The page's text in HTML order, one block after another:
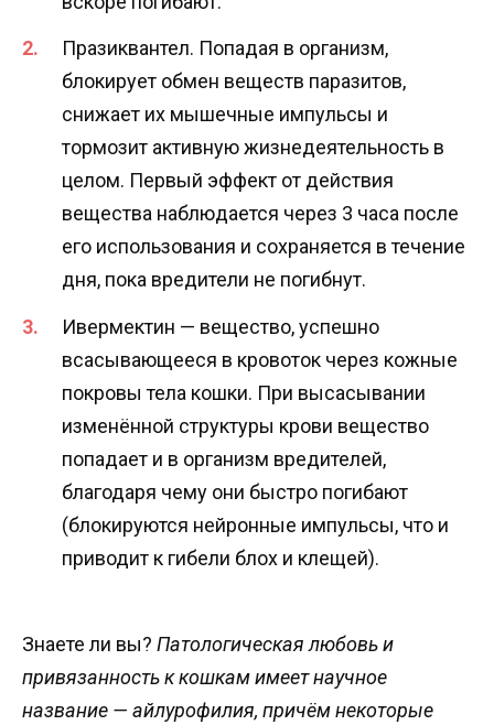
Празиквантел. Попадая в организм,
блокирует обмен веществ паразитов,
снижает их мышечные импульсы и
тормозит активную жизнедеятельность в
целом. Первый эффект от действия
вещества наблюдается через 3 часа после
его использования и сохраняется в течение
дня, пока вредители не погибнут.
Ивермектин — вещество, успешно
всасывающееся в кровоток через кожные
покровы тела кошки. При высасывании
изменённой структуры крови вещество
попадает и в организм вредителей,
благодаря чему они быстро погибают
(блокируются нейронные импульсы, что и
приводит к гибели блох и клещей).
Знаете ли вы? Патологическая любовь и
привязанность к кошкам имеет научное
название — айлурофилия, причём некоторые